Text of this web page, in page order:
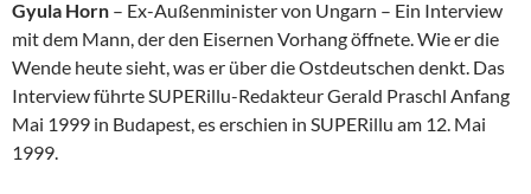
Gyula Horn – Ex-Außenminister von Ungarn – Ein Interview
mit dem Mann, der den Eisernen Vorhang öffnete. Wie er die
Wende heute sieht, was er über die Ostdeutschen denkt. Das
Interview führte SUPERillu-Redakteur Gerald Praschl Anfang
Mai 1999 in Budapest, es erschien in SUPERillu am 12. Mai
1999.